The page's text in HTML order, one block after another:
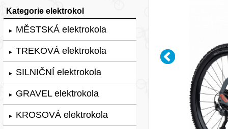
Kategorie elektrokol
► MĚSTSKÁ elektrokola
► TREKOVÁ elektrokola
► SILNIČNÍ elektrokola
► GRAVEL elektrokola
► KROSOVÁ elektrokola